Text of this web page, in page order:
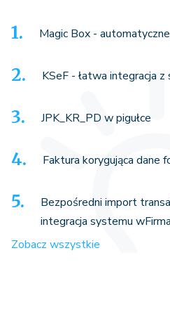
Magic Box -
KSeF - łatwa integracja
JPK_KR_PD w pigułce
Faktura korygująca dane
Bezpośredni import
integracja systemu
Zobacz wszystkie